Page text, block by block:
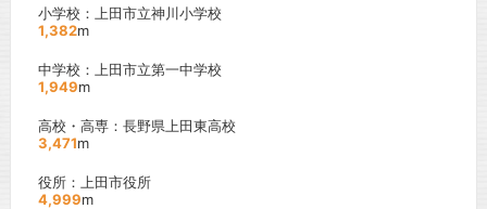
小学校：上田市立神川小学校
1,382m
中学校：上田市立第一中学校
1,949m
高校・高専：長野県上田東高校
3,471m
役所：上田市役所
4,999m